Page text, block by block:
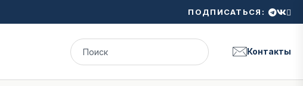
ПОДПИСАТЬСЯ:
Контакты